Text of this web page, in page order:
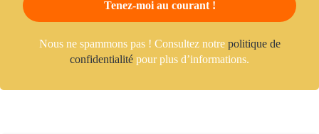
Nous ne spammons pas ! Consultez notre politique de
confidentialité pour plus d’informations.